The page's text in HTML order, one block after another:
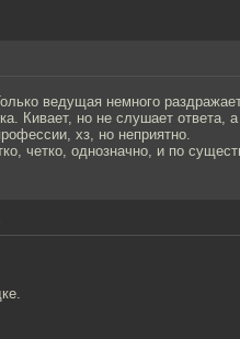
ведущая немного
Кивает, но не слушает ответа,
хз, но неприятно.
четко, однозначно, и по